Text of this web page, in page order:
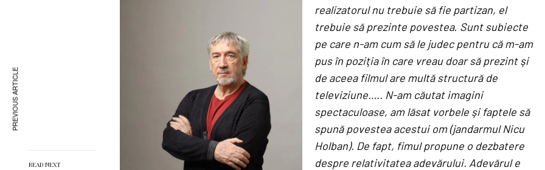
READ NEXT
realizatorul nu trebuie să fie partizan, el
trebuie să prezinte povestea. Sunt subiecte
pe care n-am cum să le judec pentru că m-am
pus în poziţia în care vreau doar să prezint şi
de aceea filmul are multă structură de
televiziune….. N-am căutat imagini
spectaculoase, am lăsat vorbele şi faptele să
spună povestea acestui om (jandarmul Nicu
Holban). De fapt, fimul propune o dezbatere
despre relativitatea adevărului. Adevărul e
PREVIOUS ARTICLE